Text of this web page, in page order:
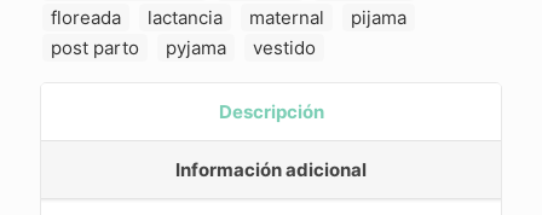
floreada
lactancia maternal
pijama
post parto
pyjama vestido
Descripción
Información adicional